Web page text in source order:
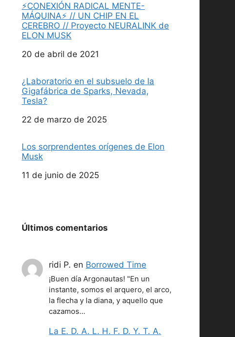
⚡CONEXIÓN RADICAL MENTE-
MÁQUINA⚡ // UN CHIP EN EL
CEREBRO // Proyecto NEURALINK de
ELON MUSK
Fecha
20 de abril de 2021
¿Laboratorio en el subsuelo de la
Gigafábrica de Sparks, Nevada,
Tesla?
Fecha
22 de marzo de 2025
Los sorprendentes orígenes de Elon
Musk
Fecha
11 de junio de 2025
Últimos comentarios
ridi P. en Borrowed Time
¡Buen día Argonautas! "En un
instante, somos el arquero, el arco,
la flecha y la diana, y aquello que
cazamos…
La E. D. A. L. H. F. D. Y. T. A.